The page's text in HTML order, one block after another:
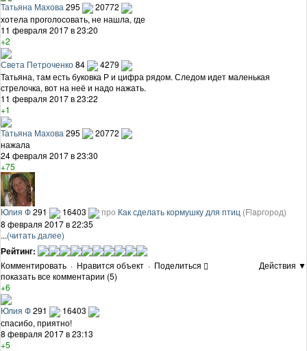
Татьяна Махова 295
20772
хотела проголосовать, не нашла, где
11 февраля 2017 в 23:20
+2
Света Петроченко84
4279
Татьяна, там есть буковка Р и цифра рядом. Следом идет маленькая
стрелочка, вот на неё и надо нажать.
11 февраля 2017 в 23:22
+1
Татьяна Махова 295
20772
нажала
24 февраля 2017 в 23:30
+75
Юлия Ф291 16403 про Как сделать кормушку для птиц (Flapгород)
8 февраля 2017 в 22:35
...(читать далее)
Рейтинг:
Комментировать · Нравится объект · Поделиться
Действия ▼
показать все комментарии (5)
+6
Юлия Ф291
16403
спасибо, приятно!
8 февраля 2017 в 23:13
+5